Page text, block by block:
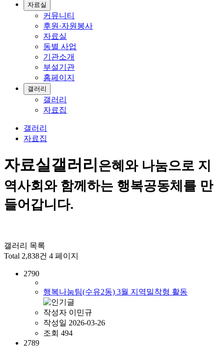
자료실
커뮤니티
후원·자원봉사
자료실
동별 사업
기관소개
부설기관
홈페이지
갤러리
갤러리
자료집
갤러리
자료집
자료실갤러리은혜와 나눔으로 지
역사회와 함께하는 행복공동체를 만
들어갑니다.
갤러리 목록
Total 2,838건 4 페이지
2790
행복나눔팀(수유2동) 3월 지역밀착형 활동
작성자 이민규
작성일 2026-03-26
조회 494
2789